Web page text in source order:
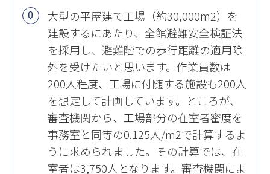
大型の平屋建て工場（約30,000m2）を
建設するにあたり、全館避難安全検証法
を採用し、避難階での歩行距離の適用除
外を受けたいと思います。作業員数は
200人程度、工場に付随する施設も200人
を想定して計画しています。ところが、
審査機関から、工場部分の在室者密度を
事務室と同等の0.125人/m2で計算するよ
うに求められました。その計算では、在
室者は3,750人となります。審査機関によ